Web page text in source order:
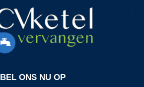
BEL ONS NU OP